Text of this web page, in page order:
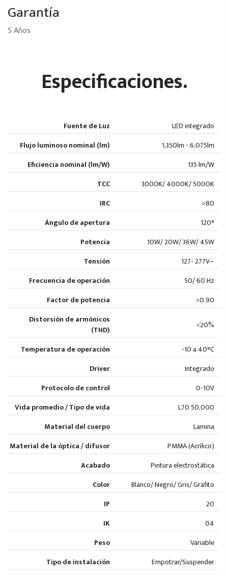
Garantía
5 Años
Especificaciones.
Fuente de Luz
LED integrado
Flujo luminoso nominal (lm)
1,350lm - 6,075lm
Eficiencia nominal (lm/W)
135 lm/W
TCC
3000K/ 4000K/ 5000K
IRC
>80
Ángulo de apertura
120°
Potencia
10W/ 20W/ 36W/ 45W
Tensión
127- 277V~
Frecuencia de operación
50/ 60 Hz
Factor de potencia
>0.90
Distorsión de armónicos
(THD)
<20%
Temperatura de operación
-10 a 40°C
Driver
Integrado
Protocolo de control
0-10V
Vida promedio / Tipo de vida
L70 50,000
Material del cuerpo
Lamina
Material de la óptica / difusor
PMMA (Acrílico)
Acabado
Pintura electrostática
Color
Blanco/ Negro/ Gris/ Grafito
IP
20
IK
04
Peso
Variable
Tipo de instalación
Empotrar/Suspender